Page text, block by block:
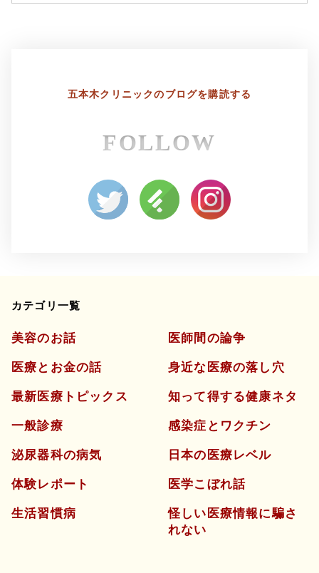
1月
10月 9月
1月
7月
五本木クリニックのブログを購読する
FOLLOW
カテゴリ一覧
美容のお話
医療とお金の話
最新医療トピックス
一般診療
泌尿器科の病気
体験レポート
生活習慣病
医師間の論争
身近な医療の落し穴
知って得する健康ネタ
感染症とワクチン
日本の医療レベル
医学こぼれ話
怪しい医療情報に騙さ
れない